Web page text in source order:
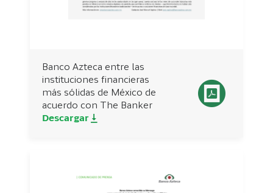
Banco Azteca entre las
instituciones financieras
más sólidas de México de
acuerdo con The Banker
Descargar